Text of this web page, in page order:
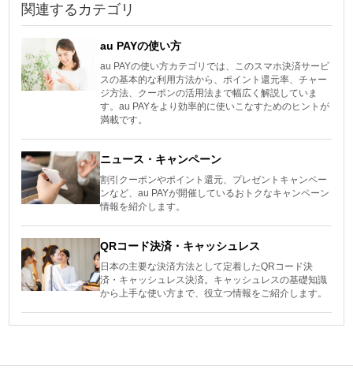
関連するカテゴリ
au PAYの使い方
au PAYの使い方カテゴリでは、このスマホ決済サービ
スの基本的な利用方法から、ポイント還元率、チャー
ジ方法、クーポンの活用法まで幅広く解説していま
す。au PAYをより効率的に使いこなすためのヒントが
満載です。
ニュース・キャンペーン
割引クーポンやポイント還元、プレゼントキャンペー
ンなど、au PAYが開催しているおトクなキャンペーン
情報を紹介します。
QRコード決済・キャッシュレス
日本の主要な決済方法として定着したQRコード決
済・キャッシュレス決済。キャッシュレスの基礎知識
から上手な使い方まで、役立つ情報をご紹介します。